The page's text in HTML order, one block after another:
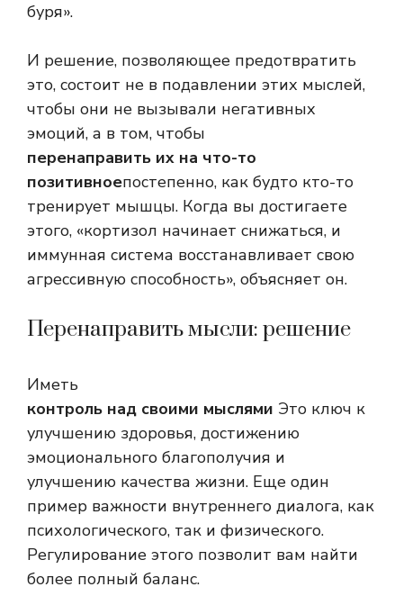
буря».
И решение, позволяющее предотвратить
это, состоит не в подавлении этих мыслей,
чтобы они не вызывали негативных
эмоций, а в том, чтобы
перенаправить их на что-то
позитивноепостепенно, как будто кто-то
тренирует мышцы. Когда вы достигаете
этого, «кортизол начинает снижаться, и
иммунная система восстанавливает свою
агрессивную способность», объясняет он.
Перенаправить мысли: решение
Иметь
контроль над своими мыслями Это ключ к
улучшению здоровья, достижению
эмоционального благополучия и
улучшению качества жизни. Еще один
пример важности внутреннего диалога, как
психологического, так и физического.
Регулирование этого позволит вам найти
более полный баланс.